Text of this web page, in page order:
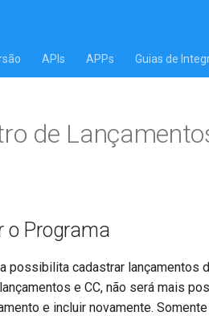
APIs APPs Guias de
de
o Programa
possibilita cadastrar lançamentos
e CC, não será mais
e incluir novamente.